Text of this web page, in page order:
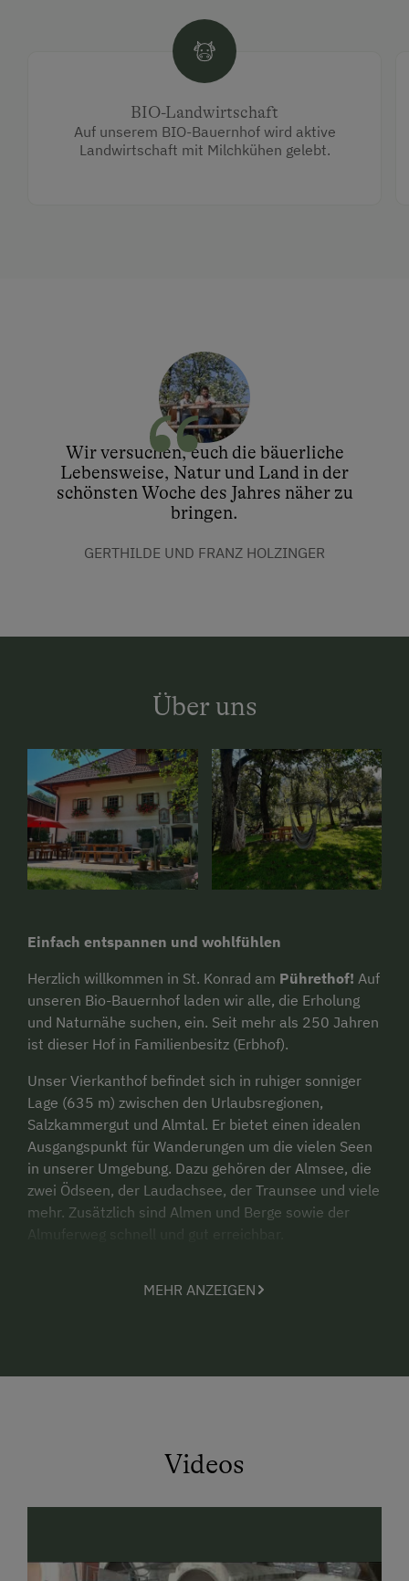
BIO-Landwirtschaft
Auf unserem BIO-Bauernhof wird aktive
Landwirtschaft mit Milchkühen gelebt.
Wir versuchen, euch die bäuerliche
Lebensweise, Natur und Land in der
schönsten Woche des Jahres näher zu
bringen.
GERTHILDE UND FRANZ HOLZINGER
Über uns
Einfach entspannen und wohlfühlen
Herzlich willkommen in St. Konrad am Pührethof! Auf
unseren Bio-Bauernhof laden wir alle, die Erholung
und Naturnähe suchen, ein. Seit mehr als 250 Jahren
ist dieser Hof in Familienbesitz (Erbhof).
Unser Vierkanthof befindet sich in ruhiger sonniger
Lage (635 m) zwischen den Urlaubsregionen,
Salzkammergut und Almtal. Er bietet einen idealen
Ausgangspunkt für Wanderungen um die vielen Seen
in unserer Umgebung. Dazu gehören der Almsee, die
zwei Ödseen, der Laudachsee, der Traunsee und viele
mehr. Zusätzlich sind Almen und Berge sowie der
Almuferweg schnell und gut erreichbar.
ist von unserem Bauernhof zu Fuß in 10 Minuten
bodenständigesBio-Frühstückmit Produkten aus
oder den Familienbetrieb.
wo sie beim Melken zusehen, Kühe füttern, Kälber
MEHR ANZEIGEN
Videos